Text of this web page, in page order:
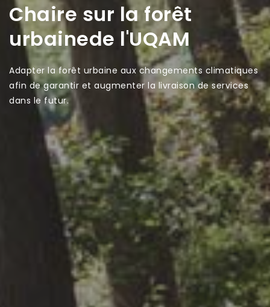
Chaire sur la forêt
urbainede l'UQAM
Adapter la forêt urbaine aux changements climatiques
afin de garantir et augmenter la livraison de services
dans le futur.